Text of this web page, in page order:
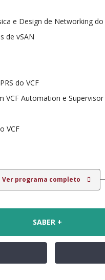
e Design de Networking do
de vSAN
do VCF
VCF Automation e Supervisor
VCF
Ver programa completo
SABER +